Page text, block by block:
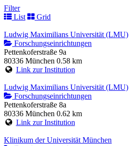
Filter
List
Grid
Ludwig Maximilians Universität (LMU)
Forschungseinrichtungen
Pettenkoferstraße 9a
80336 München 0.58 km
Link zur Institution
Ludwig Maximilians Universität (LMU)
Forschungseinrichtungen
Pettenkoferstraße 8a
80336 München 0.62 km
Link zur Institution
Klinikum der Universität München